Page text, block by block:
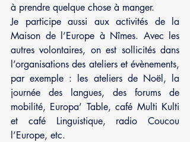
à prendre quelque chose à manger.
Je participe aussi aux activités de la
Maison de l’Europe à Nîmes. Avec les
autres volontaires, on est sollicités dans
l’organisations des ateliers et évènements,
par exemple : les ateliers de Noël, la
journée des langues, des forums de
mobilité, Europa’ Table, café Multi Kulti
et café Linguistique, radio Coucou
l’Europe, etc.